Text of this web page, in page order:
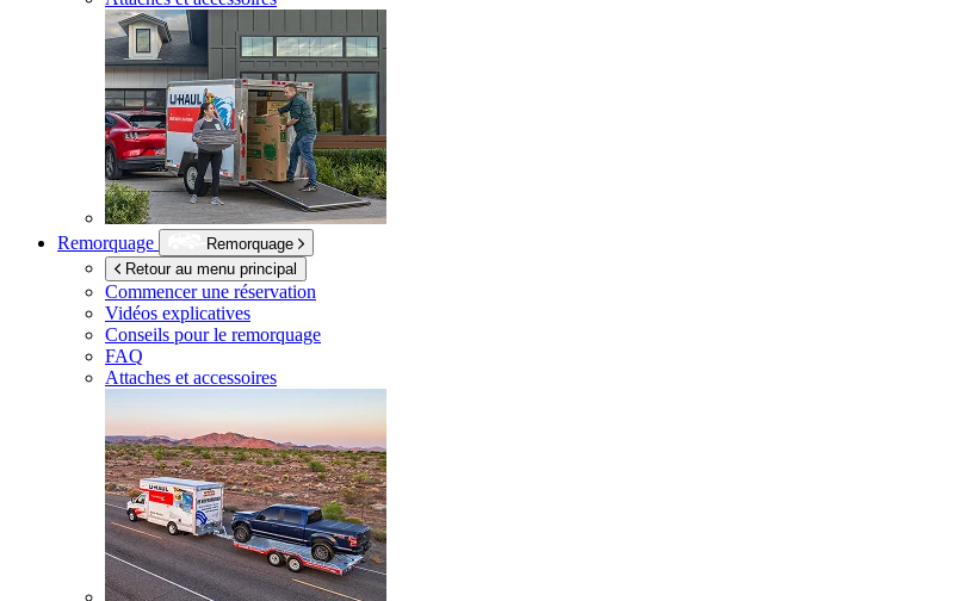
Remorquage
Remorquage
Retour au menu principal
Commencer une réservation
Vidéos explicatives
Conseils pour le remorquage
FAQ
Attaches et accessoires